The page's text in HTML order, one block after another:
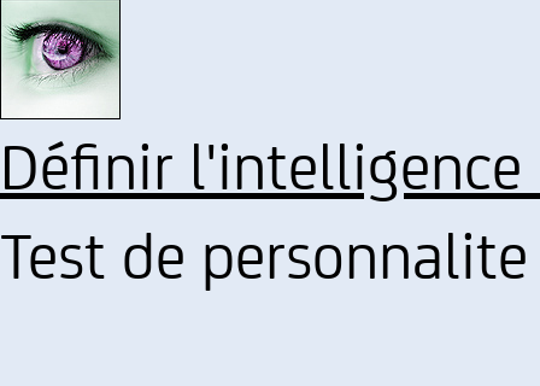
Définir
Test de personnalite